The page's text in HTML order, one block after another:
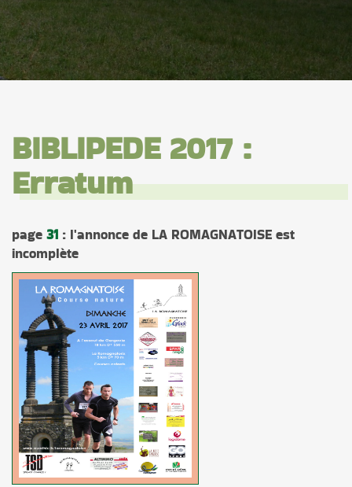
BIBLIPEDE 2017 :
Erratum
page 31 : l'annonce de LA ROMAGNATOISE est
incomplète